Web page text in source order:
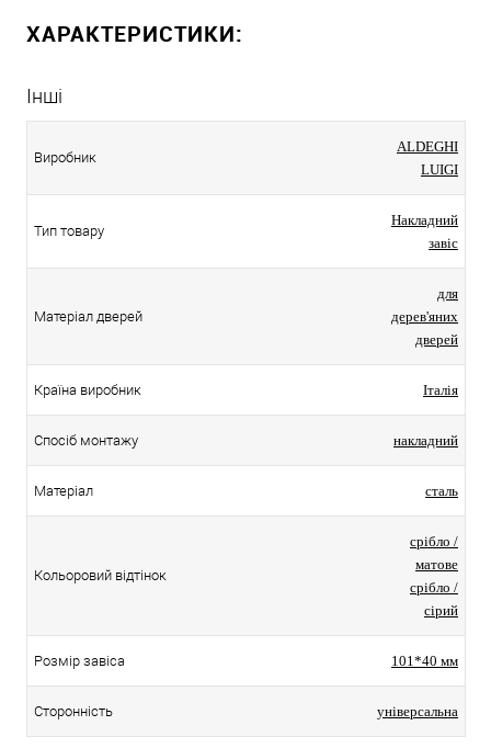
ХАРАКТЕРИСТИКИ:
Інші
Виробник
ALDEGHI
LUIGI
Тип товару
Накладний
завіс
Матеріал дверей
для
дерев'яних
дверей
Країна виробник Італія
Спосіб монтажу накладний
Матеріал сталь
Кольоровий відтінок
срібло /
матове
срібло /
сірий
Розмір завіса 101*40 мм
Сторонність універсальна